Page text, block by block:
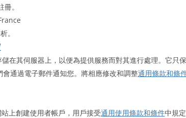
。
。
在其伺服器上，以便為提供服務而對其進行處理。它只
通過電子郵件通知您。將相應修改和調整通用條款和條
上創建使用者帳戶，用戶接受通用使用條款和條件中規